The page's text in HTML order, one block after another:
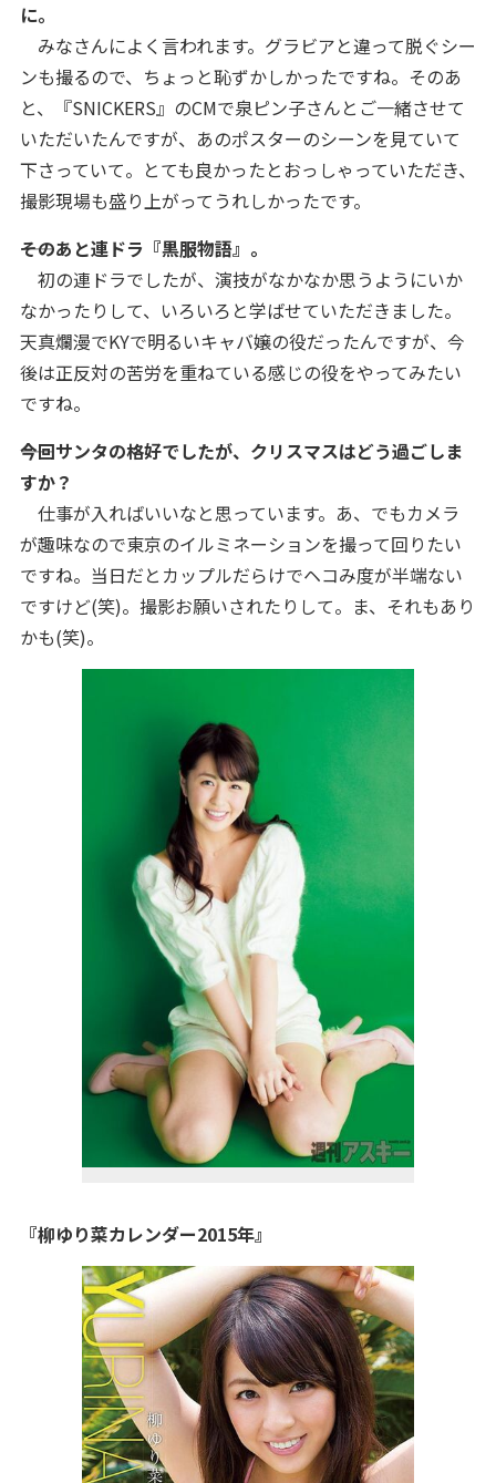
に。
みなさんによく言われます。グラビアと違って脱ぐシー
ンも撮るので、ちょっと恥ずかしかったですね。そのあ
と、『SNICKERS』のCMで泉ピン子さんとご一緒させて
いただいたんですが、あのポスターのシーンを見ていて
下さっていて。とても良かったとおっしゃっていただき、
撮影現場も盛り上がってうれしかったです。
――そのあと連ドラ『黒服物語』。
初の連ドラでしたが、演技がなかなか思うようにいか
なかったりして、いろいろと学ばせていただきました。
天真爛漫でKYで明るいキャバ嬢の役だったんですが、今
後は正反対の苦労を重ねている感じの役をやってみたい
ですね。
――今回サンタの格好でしたが、クリスマスはどう過ごしま
すか？
仕事が入ればいいなと思っています。あ、でもカメラ
が趣味なので東京のイルミネーションを撮って回りたい
ですね。当日だとカップルだらけでヘコみ度が半端ない
ですけど(笑)。撮影お願いされたりして。ま、それもあり
かも(笑)。
『柳ゆり菜カレンダー2015年』